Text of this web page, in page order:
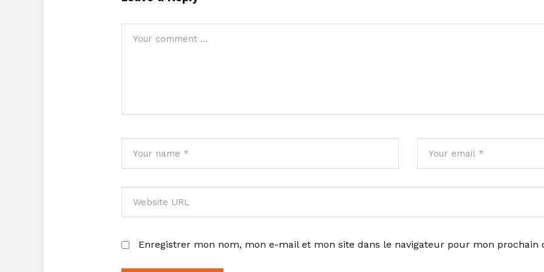
Enregistrer mon nom, mon e-mail et mon site dans le navigateur pour mon prochain